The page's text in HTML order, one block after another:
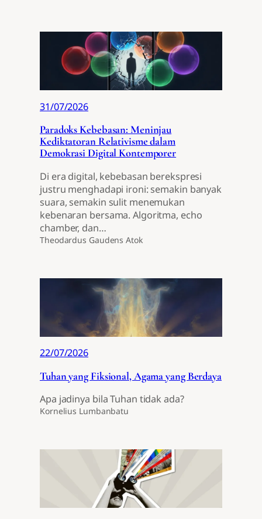
31/07/2026
Paradoks Kebebasan: Meninjau
Kediktatoran Relativisme dalam
Demokrasi Digital Kontemporer
Di era digital, kebebasan berekspresi
justru menghadapi ironi: semakin banyak
suara, semakin sulit menemukan
kebenaran bersama. Algoritma, echo
chamber, dan…
Theodardus Gaudens Atok
22/07/2026
Tuhan yang Fiksional, Agama yang Berdaya
Apa jadinya bila Tuhan tidak ada?
Kornelius Lumbanbatu